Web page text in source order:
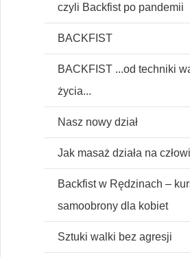
czyli Backfist po pandemii
BACKFIST
BACKFIST ...od techniki
życia...
Nasz nowy dział
Jak masaż działa na
Backfist w Rędzinach –
samoobrony dla kobiet
Sztuki walki bez agresji